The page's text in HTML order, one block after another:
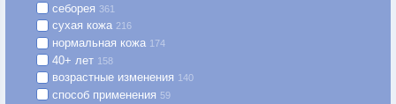
себорея 361
сухая кожа 216
нормальная кожа 174
40+ лет 158
возрастные изменения 140
способ применения 59